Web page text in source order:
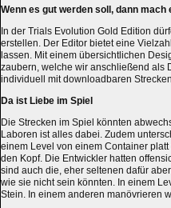
Wenn es gut werden soll, dann mach
In der Trials Evolution Gold Edition
erstellen. Der Editor bietet eine
lassen. Mit einem übersichtlichen
zaubern, welche wir anschließend als
individuell mit downloadbaren
Da ist Liebe im Spiel
Die Strecken im Spiel könnten
Laboren ist alles dabei. Zudem
einem Level von einem Container
den Kopf. Die Entwickler hatten
sind auch die, eher seltenen dafür
wie sie nicht sein könnten. In einem
Stein. In einem anderen manövrieren